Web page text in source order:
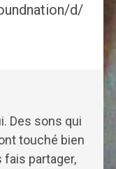
d/
Des sons qui
touché bien
fais partager,